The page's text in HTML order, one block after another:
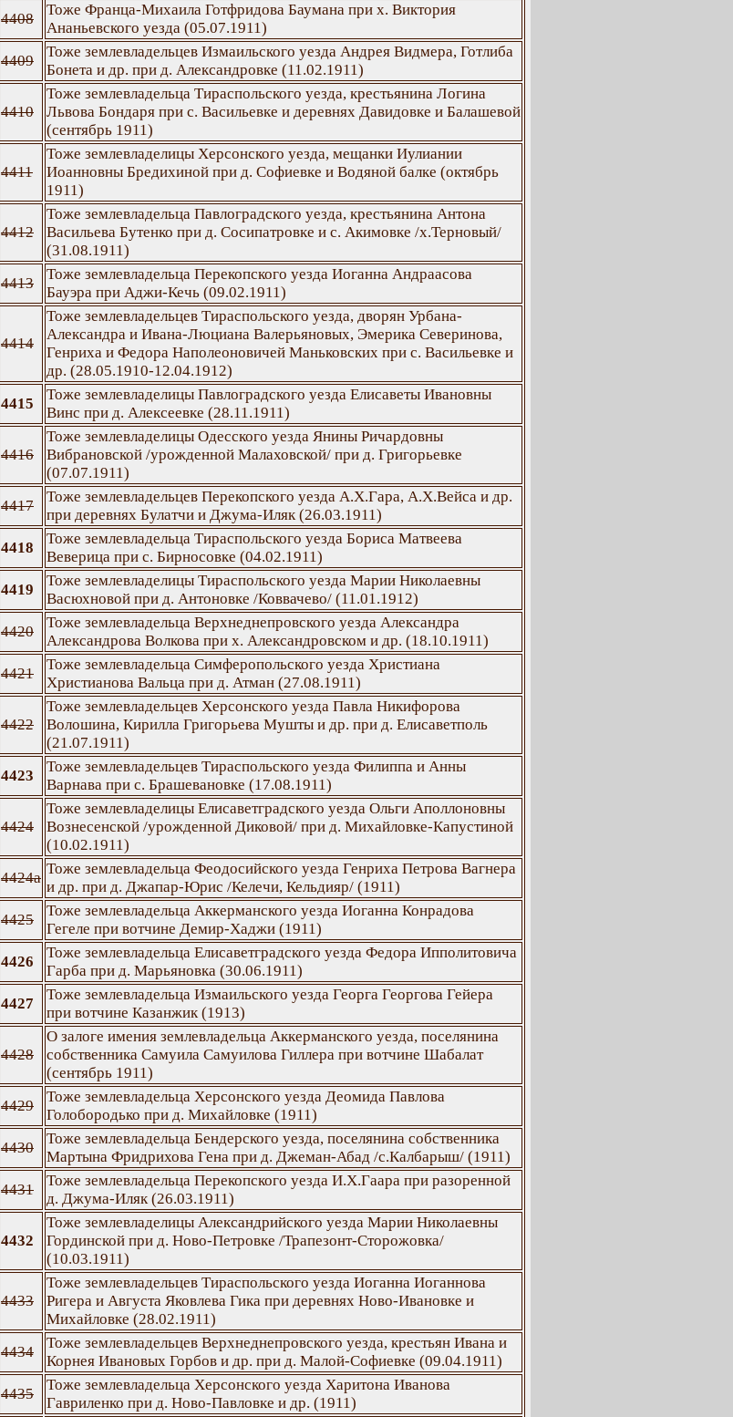
4408
Тоже Франца-Михаила Готфридова Баумана при х. Виктория
Ананьевского уезда (05.07.1911)
4409
Тоже землевладельцев Измаильского уезда Андрея Видмера, Готлиба
Бонета и др. при д. Александровке (11.02.1911)
4410
Тоже землевладельца Тираспольского уезда, крестьянина Логина
Львова Бондаря при с. Васильевке и деревнях Давидовке и Балашевой
(сентябрь 1911)
4411
Тоже землевладелицы Херсонского уезда, мещанки Иулиании
Иоанновны Бредихиной при д. Софиевке и Водяной балке (октябрь
1911)
4412
Тоже землевладельца Павлоградского уезда, крестьянина Антона
Васильева Бутенко при д. Сосипатровке и с. Акимовке /х.Терновый/
(31.08.1911)
4413
Тоже землевладельца Перекопского уезда Иоганна Андраасова
Бауэра при Аджи-Кечь (09.02.1911)
4414
Тоже землевладельцев Тираспольского уезда, дворян Урбана-
Александра и Ивана-Люциана Валерьяновых, Эмерика Северинова,
Генриха и Федора Наполеоновичей Маньковских при с. Васильевке и
др. (28.05.1910-12.04.1912)
4415
Тоже землевладелицы Павлоградского уезда Елисаветы Ивановны
Винс при д. Алексеевке (28.11.1911)
4416
Тоже землевладелицы Одесского уезда Янины Ричардовны
Вибрановской /урожденной Малаховской/ при д. Григорьевке
(07.07.1911)
4417
Тоже землевладельцев Перекопского уезда А.Х.Гара, А.Х.Вейса и др.
при деревнях Булатчи и Джума-Иляк (26.03.1911)
4418
Тоже землевладельца Тираспольского уезда Бориса Матвеева
Веверица при с. Бирносовке (04.02.1911)
4419
Тоже землевладелицы Тираспольского уезда Марии Николаевны
Васюхновой при д. Антоновке /Коввачево/ (11.01.1912)
4420
Тоже землевладельца Верхнеднепровского уезда Александра
Александрова Волкова при х. Александровском и др. (18.10.1911)
4421
Тоже землевладельца Симферопольского уезда Христиана
Христианова Вальца при д. Атман (27.08.1911)
4422
Тоже землевладельцев Херсонского уезда Павла Никифорова
Волошина, Кирилла Григорьева Мушты и др. при д. Елисаветполь
(21.07.1911)
4423
Тоже землевладельцев Тираспольского уезда Филиппа и Анны
Варнава при с. Брашевановке (17.08.1911)
4424
Тоже землевладелицы Елисаветградского уезда Ольги Аполлоновны
Вознесенской /урожденной Диковой/ при д. Михайловке-Капустиной
(10.02.1911)
4424а
Тоже землевладельца Феодосийского уезда Генриха Петрова Вагнера
и др. при д. Джапар-Юрис /Келечи, Кельдияр/ (1911)
4425
Тоже землевладельца Аккерманского уезда Иоганна Конрадова
Гегеле при вотчине Демир-Хаджи (1911)
4426
Тоже землевладельца Елисаветградского уезда Федора Ипполитовича
Гарба при д. Марьяновка (30.06.1911)
4427
Тоже землевладельца Измаильского уезда Георга Георгова Гейера
при вотчине Казанжик (1913)
4428
О залоге имения землевладельца Аккерманского уезда, поселянина
собственника Самуила Самуилова Гиллера при вотчине Шабалат
(сентябрь 1911)
4429
Тоже землевладельца Херсонского уезда Деомида Павлова
Голобородько при д. Михайловке (1911)
4430
Тоже землевладельца Бендерского уезда, поселянина собственника
Мартына Фридрихова Гена при д. Джеман-Абад /с.Калбарыш/ (1911)
4431
Тоже землевладельца Перекопского уезда И.Х.Гаара при разоренной
д. Джума-Иляк (26.03.1911)
4432
Тоже землевладелицы Александрийского уезда Марии Николаевны
Гординской при д. Ново-Петровке /Трапезонт-Сторожовка/
(10.03.1911)
4433
Тоже землевладельцев Тираспольского уезда Иоганна Иоганнова
Ригера и Августа Яковлева Гика при деревнях Ново-Ивановке и
Михайловке (28.02.1911)
4434
Тоже землевладельцев Верхнеднепровского уезда, крестьян Ивана и
Корнея Ивановых Горбов и др. при д. Малой-Софиевке (09.04.1911)
4435
Тоже землевладельца Херсонского уезда Харитона Иванова
Гавриленко при д. Ново-Павловке и др. (1911)